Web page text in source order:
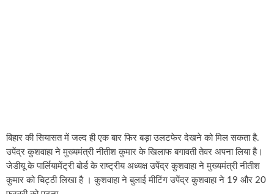
बिहार की सियासत में जल्द ही एक बार फिर बड़ा उलटफेर देखने को मिल सकता है.
उपेंद्र कुशवाहा ने मुख्यमंत्री नीतीश कुमार के खिलाफ बगावती तेवर अपना लिया है।
जेडीयू के पार्लियामेंट्री बोर्ड के राष्ट्रीय अध्यक्ष उपेंद्र कुशवाहा ने मुख्यमंत्री नीतीश
कुमार को चिट्ठी लिखा है । कुशवाहा ने बुलाई मीटिंग उपेंद्र कुशवाहा ने 19 और 20